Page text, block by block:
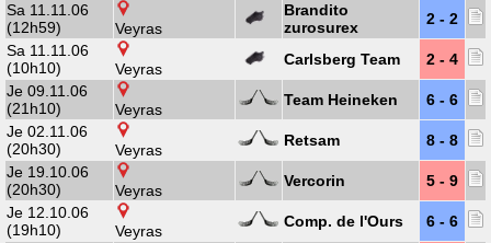
Sa 11.11.06
(12h59)
Veyras
Brandito
zurosurex
2 - 2
Sa 11.11.06
(10h10)
Veyras
Carlsberg Team
2 - 4
Je 09.11.06
(21h10)
Veyras
Team Heineken
6 - 6
Je 02.11.06
(20h30)
Veyras
Retsam
8 - 8
Je 19.10.06
(20h30)
Veyras
Vercorin
5 - 9
Je 12.10.06
(19h10)
Veyras
Comp. de l'Ours
6 - 6